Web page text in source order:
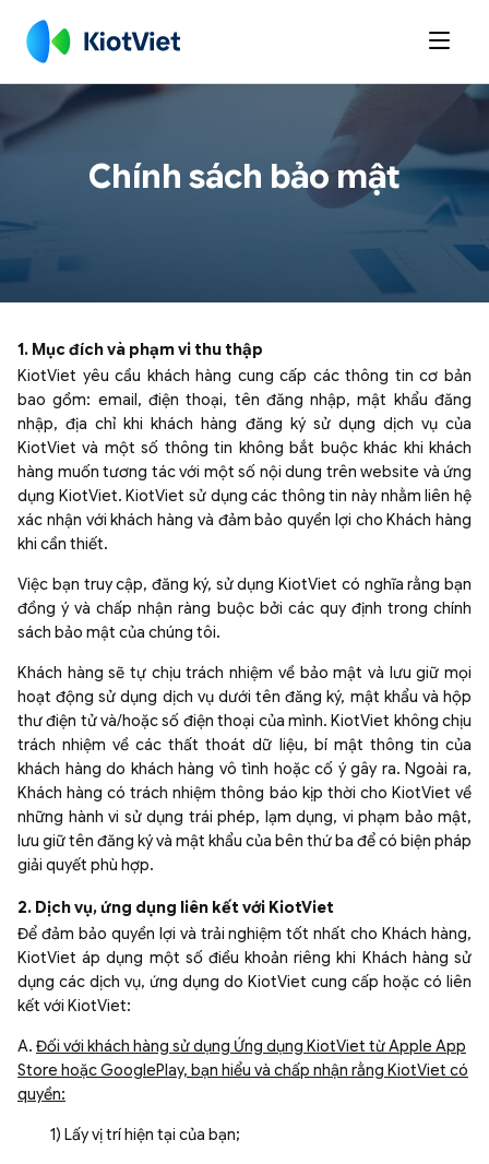

Chính sách bảo mật
1. Mục đích và phạm vi thu thập
KiotViet yêu cầu khách hàng cung cấp các thông tin cơ bản
bao gồm: email, điện thoại, tên đăng nhập, mật khẩu đăng
nhập, địa chỉ khi khách hàng đăng ký sử dụng dịch vụ của
KiotViet và một số thông tin không bắt buộc khác khi khách
hàng muốn tương tác với một số nội dung trên website và ứng
dụng KiotViet. KiotViet sử dụng các thông tin này nhằm liên hệ
xác nhận với khách hàng và đảm bảo quyền lợi cho Khách hàng
khi cần thiết.
Việc bạn truy cập, đăng ký, sử dụng KiotViet có nghĩa rằng bạn
đồng ý và chấp nhận ràng buộc bởi các quy định trong chính
sách bảo mật của chúng tôi.
Khách hàng sẽ tự chịu trách nhiệm về bảo mật và lưu giữ mọi
hoạt động sử dụng dịch vụ dưới tên đăng ký, mật khẩu và hộp
thư điện tử và/hoặc số điện thoại của mình. KiotViet không chịu
trách nhiệm về các thất thoát dữ liệu, bí mật thông tin của
khách hàng do khách hàng vô tình hoặc cố ý gây ra. Ngoài ra,
Khách hàng có trách nhiệm thông báo kịp thời cho KiotViet về
những hành vi sử dụng trái phép, lạm dụng, vi phạm bảo mật,
lưu giữ tên đăng ký và mật khẩu của bên thứ ba để có biện pháp
giải quyết phù hợp.
2. Dịch vụ, ứng dụng liên kết với KiotViet
Để đảm bảo quyền lợi và trải nghiệm tốt nhất cho Khách hàng,
KiotViet áp dụng một số điều khoản riêng khi Khách hàng sử
dụng các dịch vụ, ứng dụng do KiotViet cung cấp hoặc có liên
kết với KiotViet:
A. Đối với khách hàng sử dụng Ứng dụng KiotViet từ Apple App
Store hoặc GooglePlay, bạn hiểu và chấp nhận rằng KiotViet có
quyền:
1) Lấy vị trí hiện tại của bạn;